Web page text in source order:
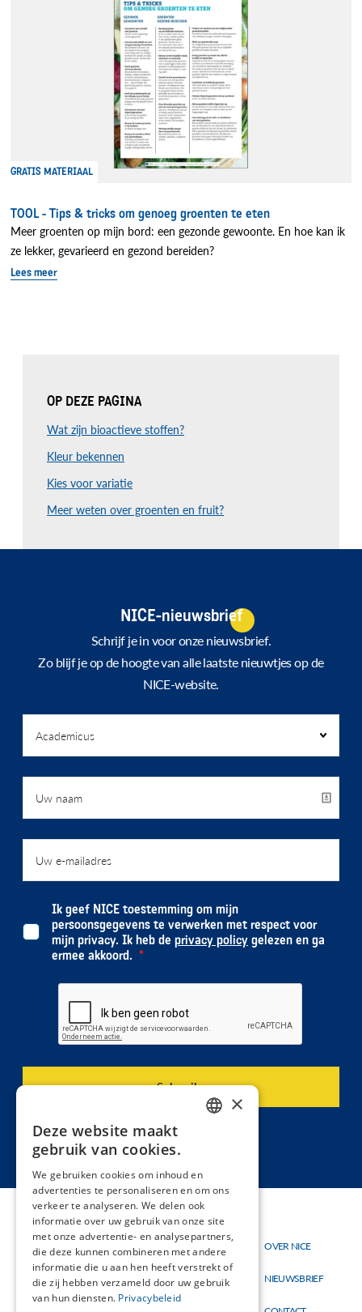
GRATIS MATERIAAL
TOOL - Tips & tricks om genoeg groenten te eten
Meer groenten op mijn bord: een gezonde gewoonte. En hoe kan ik
ze lekker, gevarieerd en gezond bereiden?
Lees meer
OP DEZE PAGINA
Wat zijn bioactieve stoffen?
Kleur bekennen
Kies voor variatie
Meer weten over groenten en fruit?
NICE-nieuwsbrief
Schrijf je in voor onze nieuwsbrief.
Zo blijf je op de hoogte van alle laatste nieuwtjes op de
NICE-website.
Ik geef NICE toestemming om mijn
persoonsgegevens te verwerken met respect voor
mijn privacy. Ik heb de privacy policy gelezen en ga
ermee akkoord.
Hoofdnavigatie
Thema's
Materialen
Nieuw
Topmenu
OVER NICE
NIEUWSBRIEF
×
Deze website maakt
gebruik van cookies.
We gebruiken cookies om inhoud en
advertenties te personaliseren en om ons
verkeer te analyseren. We delen ook
informatie over uw gebruik van onze site
met onze advertentie- en analysepartners,
die deze kunnen combineren met andere
informatie die u aan hen heeft verstrekt of
die zij hebben verzameld door uw gebruik
van hun diensten. Privacybeleid